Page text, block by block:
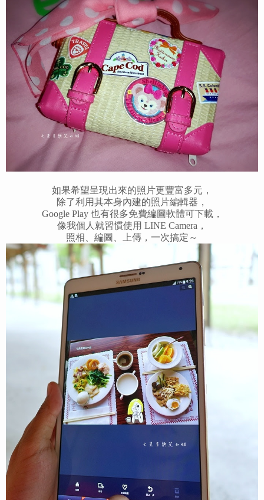
如果希望呈現出來的照片更豐富多元，
除了利用其本身內建的照片編輯器，
Google Play 也有很多免費編圖軟體可下載，
像我個人就習慣使用 LINE Camera，
照相、編圖、上傳，一次搞定～